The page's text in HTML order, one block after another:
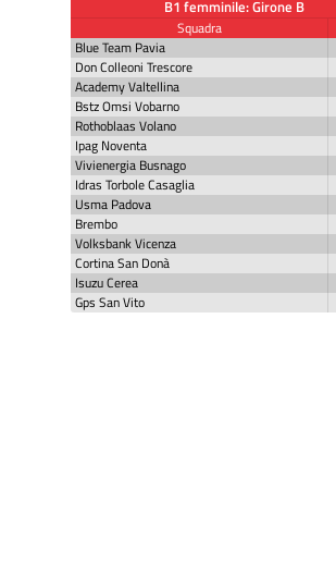
B1 femminile: Girone B
Squadra
Blue Team Pavia
Don Colleoni Trescore
Academy Valtellina
Bstz Omsi Vobarno
Rothoblaas Volano
Ipag Noventa
Vivienergia Busnago
Idras Torbole Casaglia
Usma Padova
Brembo
Volksbank Vicenza
Cortina San Donà
Isuzu Cerea
Gps San Vito